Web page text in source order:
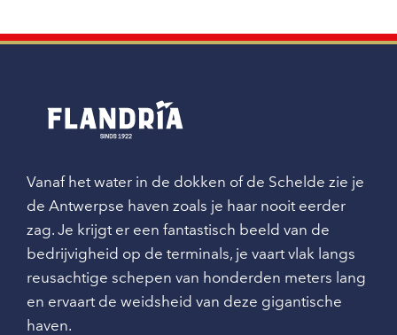
Vanaf het water in de dokken of de Schelde zie je
de Antwerpse haven zoals je haar nooit eerder
zag. Je krijgt er een fantastisch beeld van de
bedrijvigheid op de terminals, je vaart vlak langs
reusachtige schepen van honderden meters lang
en ervaart de weidsheid van deze gigantische
haven.